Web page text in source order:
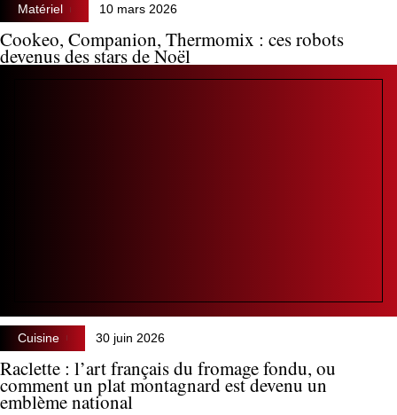
Matériel 10 mars 2026
Cookeo, Companion, Thermomix : ces robots
devenus des stars de Noël
Cuisine 30 juin 2026
Raclette : l’art français du fromage fondu, ou
comment un plat montagnard est devenu un
emblème national